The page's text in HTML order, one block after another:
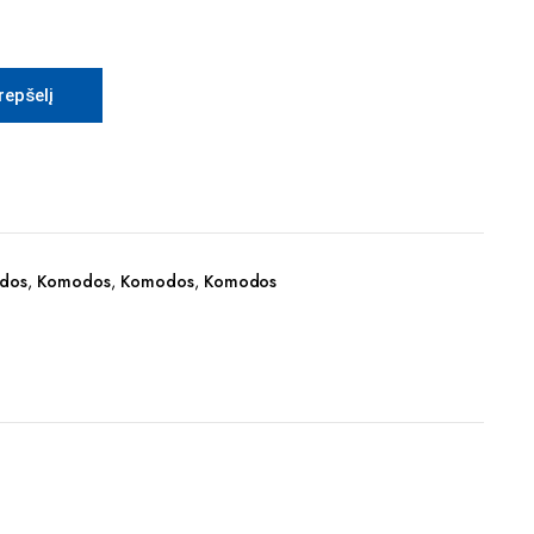
, Komodos, Komodos, Komodos